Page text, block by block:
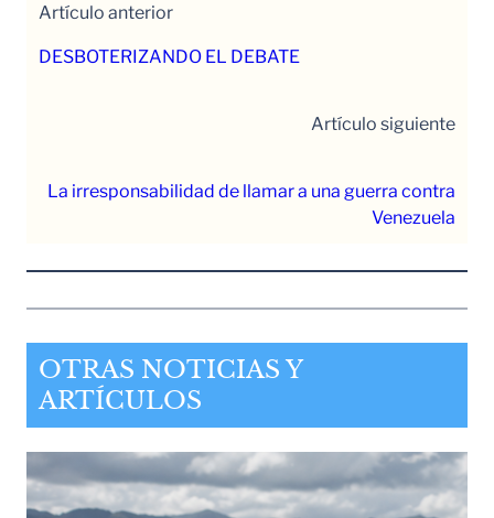
Artículo anterior
DESBOTERIZANDO EL DEBATE
Artículo siguiente
La irresponsabilidad de llamar a una guerra contra
Venezuela
OTRAS NOTICIAS Y
ARTÍCULOS